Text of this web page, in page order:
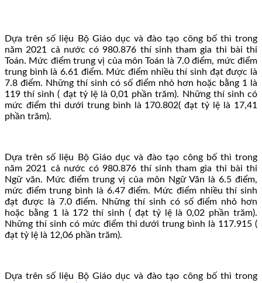
Dựa trên số liệu Bộ Giáo dục và đào tạo công bố thì trong
năm 2021 cả nước có 980.876 thí sinh tham gia thi bài thi
Toán. Mức điểm trung vị của môn Toán là 7.0 điểm, mức điểm
trung bình là 6.61 điểm. Mức điểm nhiều thí sinh đạt được là
7.8 điểm. Những thí sinh có số điểm nhỏ hơn hoặc bằng 1 là
119 thí sinh ( đạt tỷ lệ là 0,01 phần trăm). Những thí sinh có
mức điểm thi dưới trung bình là 170.802( đạt tỷ lệ là 17,41
phần trăm).
Dựa trên số liệu Bộ Giáo dục và đào tạo công bố thì trong
năm 2021 cả nước có 980.876 thí sinh tham gia thi bài thi
Ngữ văn. Mức điểm trung vị của môn Ngữ Văn là 6.5 điểm,
mức điểm trung bình là 6.47 điểm. Mức điểm nhiều thí sinh
đạt được là 7.0 điểm. Những thí sinh có số điểm nhỏ hơn
hoặc bằng 1 là 172 thí sinh ( đạt tỷ lệ là 0,02 phần trăm).
Những thí sinh có mức điểm thi dưới trung bình là 117.915 (
đạt tỷ lệ là 12,06 phần trăm).
Dựa trên số liệu Bộ Giáo dục và đào tạo công bố thì trong